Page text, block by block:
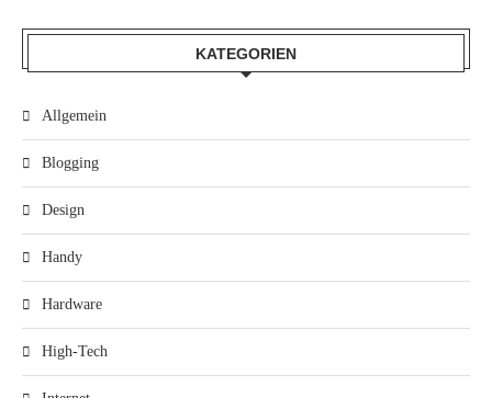
KATEGORIEN
Allgemein
Blogging
Design
Handy
Hardware
High-Tech